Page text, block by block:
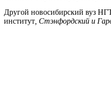
Другой новосибирский вуз
институт , Стэнфордский и